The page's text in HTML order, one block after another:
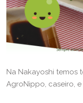
Na Nakayoshi temos
AgroNippo, caseiro,